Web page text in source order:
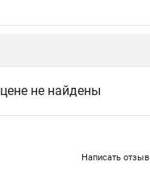
не найдены
Написать отзыв